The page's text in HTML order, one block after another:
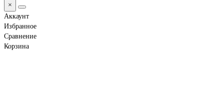
×
Аккаунт
Избранное
Сравнение
Корзина